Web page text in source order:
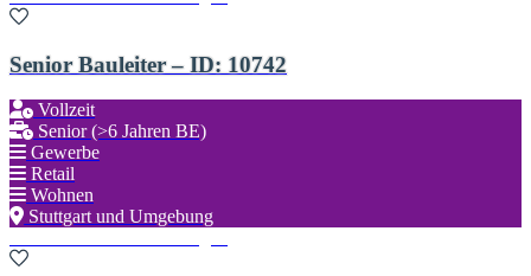
Senior Bauleiter – ID: 10742
Vollzeit
Senior (>6 Jahren BE)
Gewerbe
Retail
Wohnen
Stuttgart und Umgebung